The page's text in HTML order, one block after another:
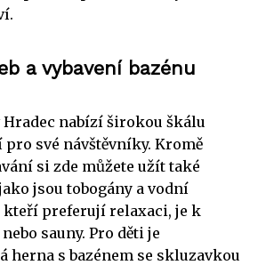
a vybavení bazénu
nabízí širokou škálu
pro své návštěvníky. Kromě
si zde můžete užít také
jsou tobogány a vodní
kteří preferují relaxaci, je k
sauny. Pro děti je
herna s bazénem se skluzavkou